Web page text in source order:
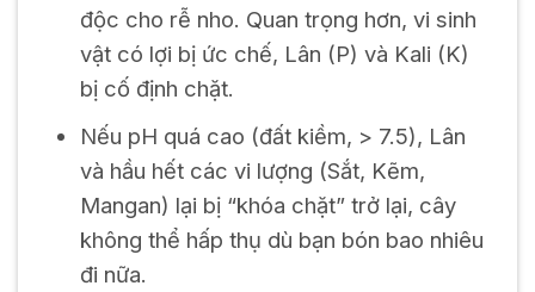
độc cho rễ nho. Quan trọng hơn, vi sinh
vật có lợi bị ức chế, Lân (P) và Kali (K)
bị cố định chặt.
Nếu pH quá cao (đất kiềm, > 7.5), Lân
và hầu hết các vi lượng (Sắt, Kẽm,
Mangan) lại bị “khóa chặt” trở lại, cây
không thể hấp thụ dù bạn bón bao nhiêu
đi nữa.